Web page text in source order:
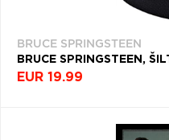
BRUCE SPRINGSTEEN
EUR 19.99